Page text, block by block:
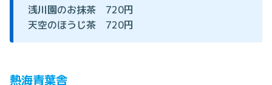
浅川園のお抹茶 720円
天空のほうじ茶 720円
熱海青葉舎